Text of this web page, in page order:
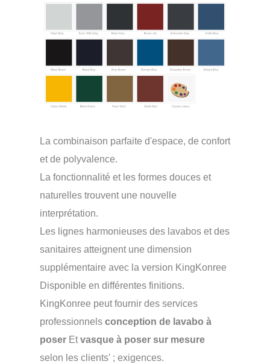
La combinaison parfaite d'espace, de confort
et de polyvalence.
La fonctionnalité et les formes douces et
naturelles trouvent une nouvelle
interprétation.
Les lignes harmonieuses des lavabos et des
sanitaires atteignent une dimension
supplémentaire avec la version KingKonree
Disponible en différentes finitions.
KingKonree peut fournir des services
professionnels conception de lavabo à
poser Etvasque à poser sur mesure
selon les clients' ; exigences.